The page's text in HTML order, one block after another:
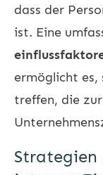
dass der
ist. Eine
ermöglicht es,
treffen, die